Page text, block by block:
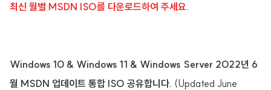
최신 월별 MSDN ISO를 다운로드하여 주세요.
Windows 10 & Windows 11 & Windows Server 2022년 6
월 MSDN 업데이트 통합 ISO 공유합니다. (Updated June